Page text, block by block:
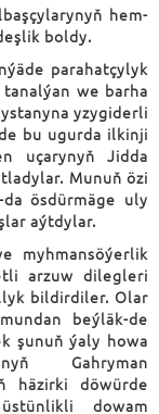
hem-
boldy.
parahatçylyk
we barha
yzygiderli
bu ugurda ilkinji
uçarynyň Jidda
Munuň özi
ösdürmäge uly
aýtdylar.
myhmansöýerlik
arzuw dilegleri
bildirdiler. Olar
beýläk-de
şunuň ýaly howa
Gahryman
häzirki döwürde
dowam